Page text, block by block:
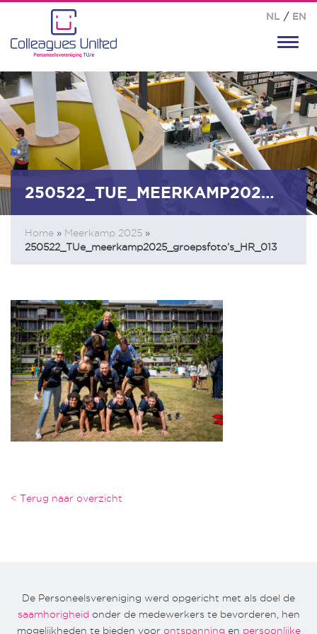
NL / EN
250522_TUE_MEERKAMP2025_GROEPSFOTO’S_HR_013
Home » Meerkamp 2025 »
250522_TUe_meerkamp2025_groepsfoto’s_HR_013
< Terug naar overzicht
De Personeelsvereniging werd opgericht met als doel de
saamhorigheid onder de medewerkers te bevorderen, hen
mogelijkheden te bieden voor ontspanning en persoonlijke